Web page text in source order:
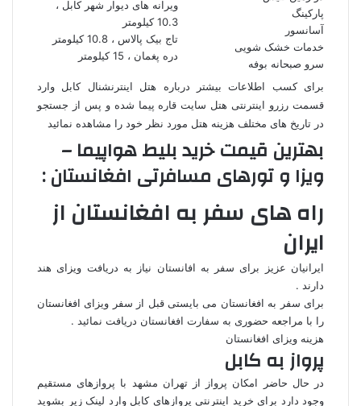
پارکینگ
آسانسور
خدمات خشک شویی
سرو صبحانه بوفه
ویرانه های دیوار شهر کابل ،
10.3 کیلومتر
تاج بیک پالاس ، 10.8 کیلومتر
دره پغمان ، 15 کیلومتر
برای کسب اطلاعات بیشتر درباره هتل اینترنشنال کابل وارد
قسمت رزرو اینترنتی هتل سایت قاره پیما شده و پس از جستجو
در تاریخ های مختلف هزینه هتل مورد نظر خود را مشاهده نمائید
بهترین قیمت خرید بلیط هواپیما –
ویزا و تورهای مسافرتی افغانستان :
راه های سفر به افغانستان از
ایران
ایرانیان عزیز برای سفر به افانستان نیاز به دریافت ویزای هند
دارند .
برای سفر به افغانستان می بایستی قبل از سفر ویزای افغانستان
را با مراجعه حضوری به سفارت افغانستان دریافت نمائید .
هزینه ویزای افغانستان
پرواز به کابل
در حال حاضر امکان پرواز از تهران مشهد با پروازهای مستقیم
وجود دارد برای خرید اینترنتی پروازهای کابل وارد لینک زیر بشوید